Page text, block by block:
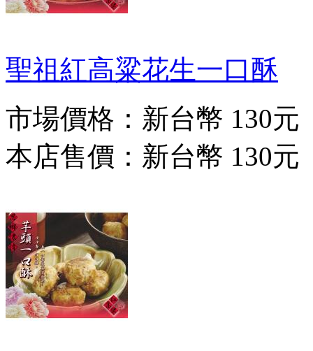
聖祖紅高粱花生一口酥
市場價格： 新台幣 130元
本店售價： 新台幣 130元